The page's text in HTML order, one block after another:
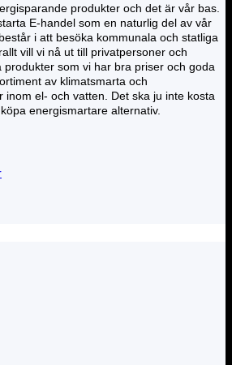
produkter och det är vår bas.
E-handel som en naturlig del av vår
i att besöka kommunala och statliga
vill vi nå ut till privatpersoner och
som vi har bra priser och goda
av klimatsmarta och
inom el- och vatten. Det ska ju inte kosta
energismartare alternativ.